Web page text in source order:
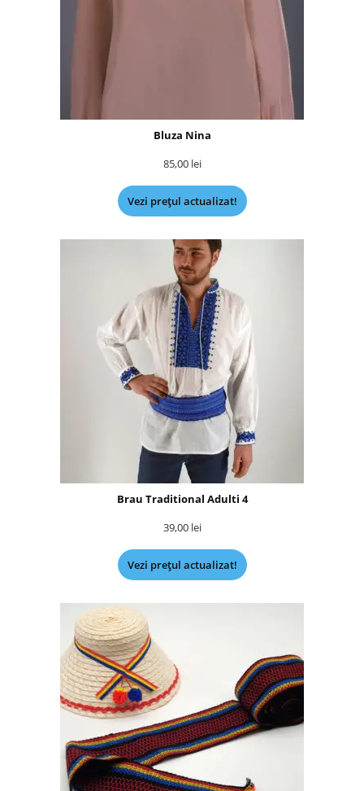
Bluza Nina
85,00 lei
Vezi prețul actualizat!
Brau Traditional Adulti 4
39,00 lei
Vezi prețul actualizat!